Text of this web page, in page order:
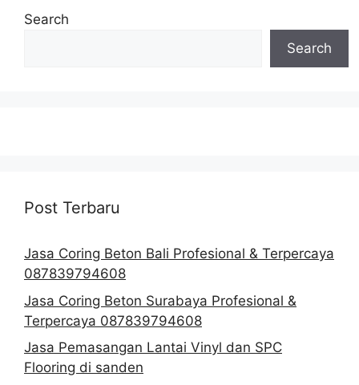
Search
Search
Post Terbaru
Jasa Coring Beton Bali Profesional & Terpercaya
087839794608
Jasa Coring Beton Surabaya Profesional &
Terpercaya 087839794608
Jasa Pemasangan Lantai Vinyl dan SPC
Flooring di sanden